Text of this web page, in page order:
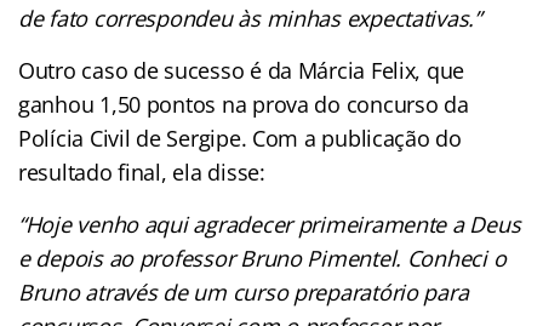
de fato correspondeu às minhas expectativas.”
Outro caso de sucesso é da Márcia Felix, que
ganhou 1,50 pontos na prova do concurso da
Polícia Civil de Sergipe. Com a publicação do
resultado final, ela disse:
“Hoje venho aqui agradecer primeiramente a Deus
e depois ao professor Bruno Pimentel. Conheci o
Bruno através de um curso preparatório para